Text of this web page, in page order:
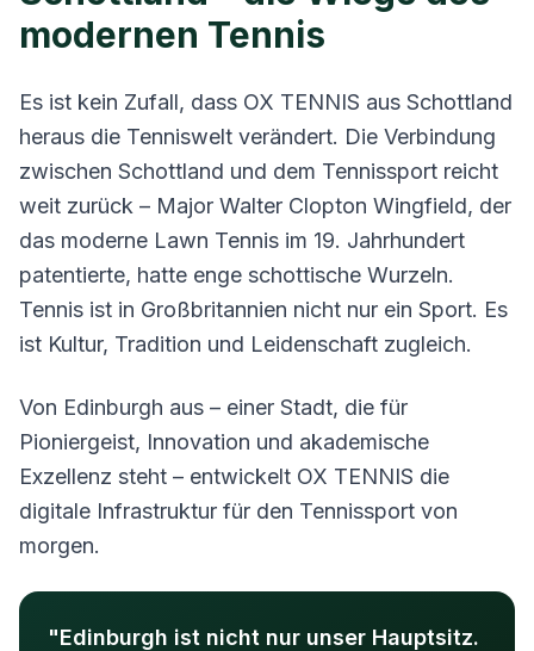
modernen Tennis
Es ist kein Zufall, dass OX TENNIS aus Schottland
heraus die Tenniswelt verändert. Die Verbindung
zwischen Schottland und dem Tennissport reicht
weit zurück – Major Walter Clopton Wingfield, der
das moderne Lawn Tennis im 19. Jahrhundert
patentierte, hatte enge schottische Wurzeln.
Tennis ist in Großbritannien nicht nur ein Sport. Es
ist Kultur, Tradition und Leidenschaft zugleich.
Von Edinburgh aus – einer Stadt, die für
Pioniergeist, Innovation und akademische
Exzellenz steht – entwickelt OX TENNIS die
digitale Infrastruktur für den Tennissport von
morgen.
"Edinburgh ist nicht nur unser Hauptsitz.